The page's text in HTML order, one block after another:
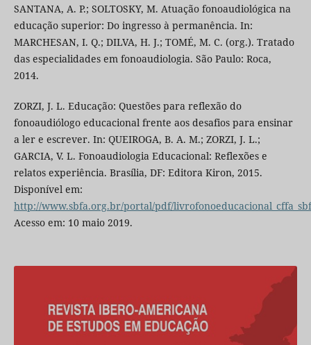
SANTANA, A. P.; SOLTOSKY, M. Atuação fonoaudiológica na
educação superior: Do ingresso à permanência. In:
MARCHESAN, I. Q.; DILVA, H. J.; TOMÉ, M. C. (org.). Tratado
das especialidades em fonoaudiologia. São Paulo: Roca,
2014.
ZORZI, J. L. Educação: Questões para reflexão do
fonoaudiólogo educacional frente aos desafios para ensinar
a ler e escrever. In: QUEIROGA, B. A. M.; ZORZI, J. L.;
GARCIA, V. L. Fonoaudiologia Educacional: Reflexões e
relatos experiência. Brasília, DF: Editora Kiron, 2015.
Disponível em:
http://www.sbfa.org.br/portal/pdf/
Acesso em: 10 maio 2019.